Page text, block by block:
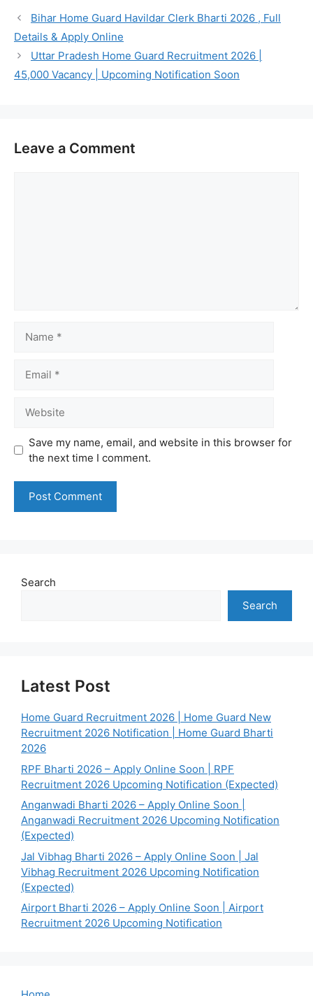
Bihar Home Guard Havildar Clerk Bharti 2026 , Full
Details & Apply Online
Uttar Pradesh Home Guard Recruitment 2026 |
45,000 Vacancy | Upcoming Notification Soon
Leave a Comment
Save my name, email, and website in this browser for
the next time I comment.
Search
Search
Latest Post
Home Guard Recruitment 2026 | Home Guard New
Recruitment 2026 Notification | Home Guard Bharti
2026
RPF Bharti 2026 – Apply Online Soon | RPF
Recruitment 2026 Upcoming Notification (Expected)
Anganwadi Bharti 2026 – Apply Online Soon |
Anganwadi Recruitment 2026 Upcoming Notification
(Expected)
Jal Vibhag Bharti 2026 – Apply Online Soon | Jal
Vibhag Recruitment 2026 Upcoming Notification
(Expected)
Airport Bharti 2026 – Apply Online Soon | Airport
Recruitment 2026 Upcoming Notification